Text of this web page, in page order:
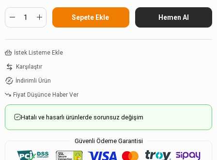
İstek Listeme Ekle
Karşılaştır
İndirimli Ürün
Fiyat Düşünce Haber Ver
Hatalı ve hasarlı ürünlerde sorunsuz değişim
Güvenli Ödeme Garantisi